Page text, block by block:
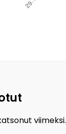
viimeksi.